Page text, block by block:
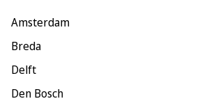
Amsterdam
Breda
Delft
Den Bosch